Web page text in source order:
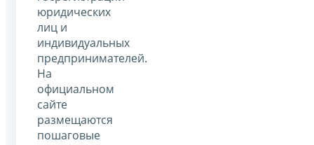
юридических
лиц и
индивидуальных
предпринимателей.
На
официальном
сайте
размещаются
пошаговые